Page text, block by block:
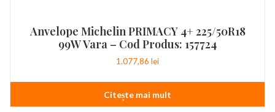
Anvelope Michelin PRIMACY 4+ 225/50R18
99W Vara – Cod Produs: 157724
1.077,86 lei
Citește mai mult